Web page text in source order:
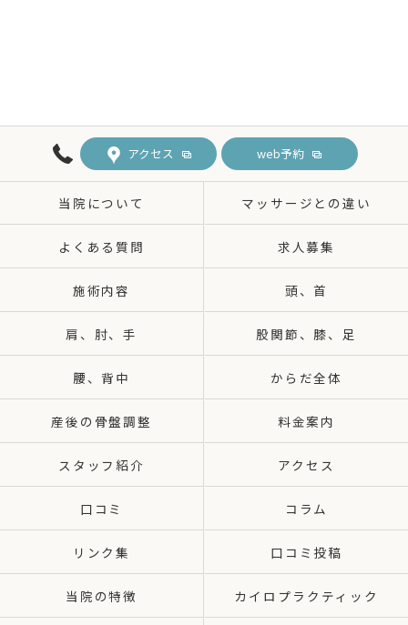
アクセス web予約
当院について マッサージとの違い
よくある質問 求人募集
施術内容 頭、首
肩、肘、手 股関節、膝、足
腰、背中 からだ全体
産後の骨盤調整 料金案内
スタッフ紹介 アクセス
口コミ コラム
リンク集 口コミ投稿
当院の特徴 カイロプラクティック